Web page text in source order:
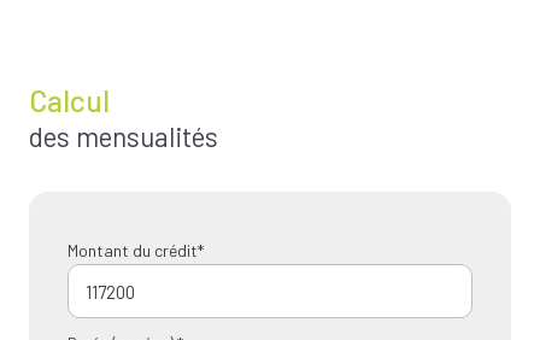
Calcul
des mensualités
Montant du crédit*